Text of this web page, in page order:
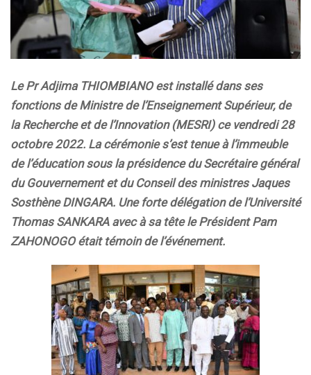
Le Pr Adjima THIOMBIANO est installé dans ses
fonctions de Ministre de l’Enseignement Supérieur, de
la Recherche et de l’Innovation (MESRI) ce vendredi 28
octobre 2022. La cérémonie s’est tenue à l’immeuble
de l’éducation sous la présidence du Secrétaire général
du Gouvernement et du Conseil des ministres Jaques
Sosthène DINGARA. Une forte délégation de l’Université
Thomas SANKARA avec à sa tête le Président Pam
ZAHONOGO était témoin de l’événement.